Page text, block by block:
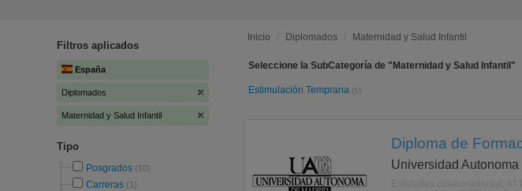
Filtros aplicados
España
Diplomados
Maternidad y Salud Infantil
Tipo
Posgrados (10)
Carreras (1)
Inicio / Diplomados / Maternidad y Salud Infantil
Seleccione la SubCategoría de "Maternidad y Salud Infantil"
Estimulación Temprana (1)
Diploma de
Universidad Autonoma